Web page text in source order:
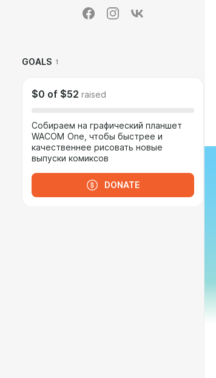
GOALS 1
$0 of $52 raised
Собираем на графический планшет
WACOM One, чтобы быстрее и
качественнее рисовать новые
выпуски комиксов
DONATE